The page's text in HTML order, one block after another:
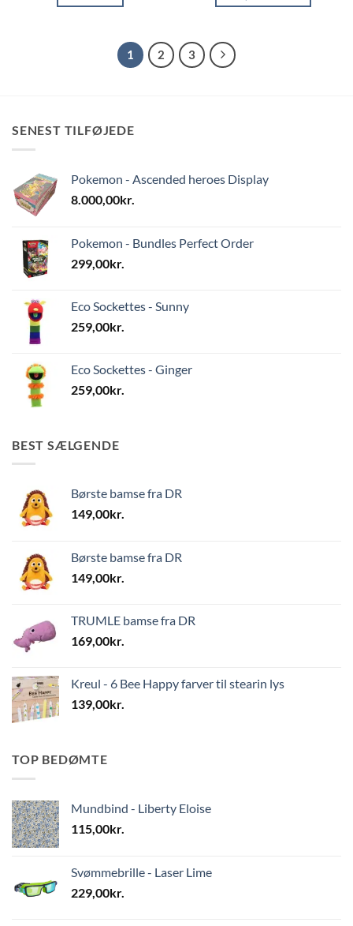
1 2 3
SENEST TILFØJEDE
Pokemon - Ascended heroes Display
8.000,00kr.
Pokemon - Bundles Perfect Order
299,00kr.
Eco Sockettes - Sunny
259,00kr.
Eco Sockettes - Ginger
259,00kr.
BEST SÆLGENDE
Børste bamse fra DR
149,00kr.
Børste bamse fra DR
149,00kr.
TRUMLE bamse fra DR
169,00kr.
Kreul - 6 Bee Happy farver til stearin lys
139,00kr.
TOP BEDØMTE
Mundbind - Liberty Eloise
115,00kr.
Svømmebrille - Laser Lime
229,00kr.